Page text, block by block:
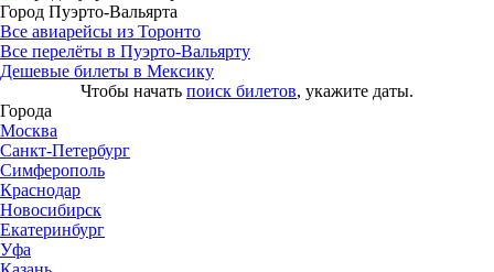
Город Пуэрто-Вальярта
Все авиарейсы из Торонто
Все перелёты в Пуэрто-Вальярту
Дешевые билеты в Мексику
Чтобы начать поиск билетов, укажите даты.
Города
Москва
Санкт-Петербург
Симферополь
Краснодар
Новосибирск
Екатеринбург
Уфа